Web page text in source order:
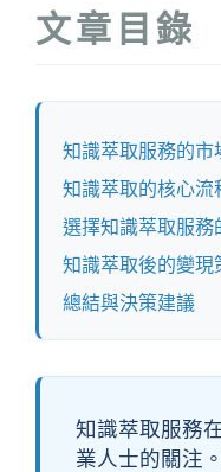
文章目錄
知識萃取服務的市
知識萃取的核心流
選擇知識萃取服務
知識萃取後的變現
總結與決策建議
知識萃取服務
業人士的關注